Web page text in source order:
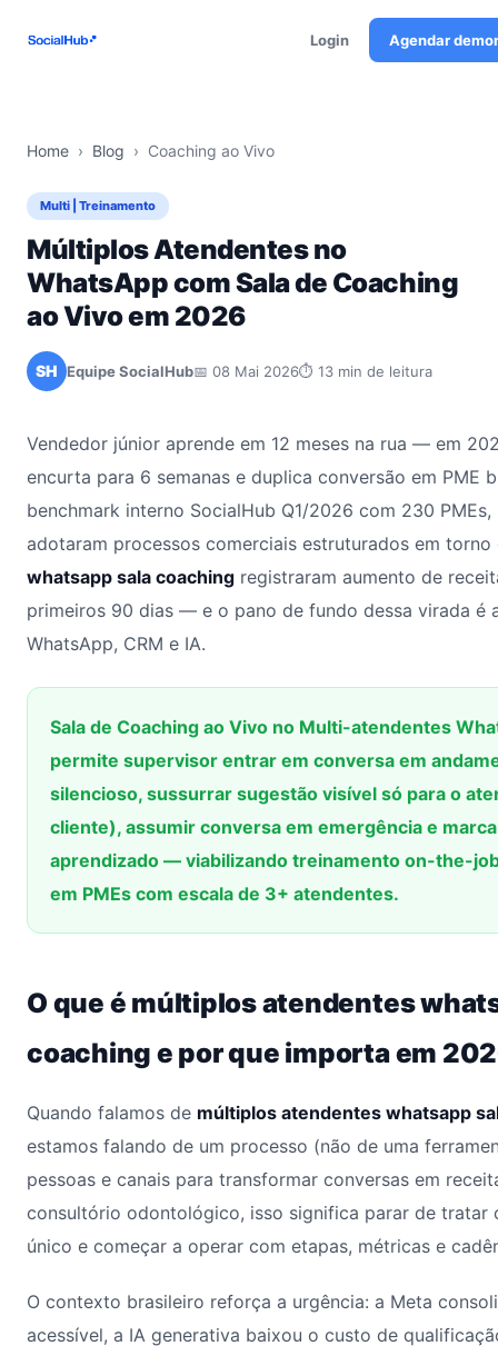
Login Agendar
Home › Blog › Coaching ao Vivo
Multi | Treinamento
Múltiplos Atendentes no
WhatsApp com Sala de Coaching
ao Vivo em 2026
SH Equipe SocialHub📅 08 Mai 2026⏱ 13 min de leitura
Vendedor júnior aprende em 12 meses na rua — em
encurta para 6 semanas e duplica conversão em PME
benchmark interno SocialHub Q1/2026 com 230 PMEs,
adotaram processos comerciais estruturados em
whatsapp sala coaching registraram aumento de
primeiros 90 dias — e o pano de fundo dessa virada é
WhatsApp, CRM e IA.
Sala de Coaching ao Vivo no Multi-atendentes
permite supervisor entrar em conversa em
silencioso, sussurrar sugestão visível só para o
cliente), assumir conversa em emergência e
aprendizado — viabilizando treinamento on-the-
em PMEs com escala de 3+ atendentes.
O que é múltiplos atendentes
coaching e por que importa em
Quando falamos de múltiplos atendentes whatsapp
estamos falando de um processo (não de uma
pessoas e canais para transformar conversas em
consultório odontológico, isso significa parar de tratar
único e começar a operar com etapas, métricas e
O contexto brasileiro reforça a urgência: a Meta
acessível, a IA generativa baixou o custo de